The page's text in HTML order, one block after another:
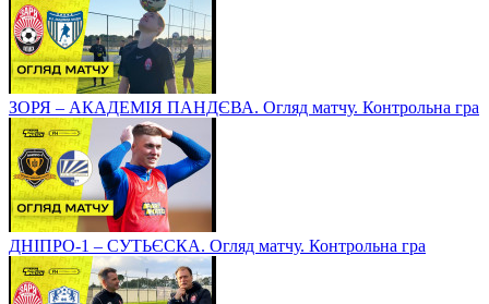
ЗОРЯ – АКАДЕМІЯ ПАНДЄВА. Огляд матчу. Контрольна гра
ДНІПРО-1 – СУТЬЄСКА. Огляд матчу. Контрольна гра